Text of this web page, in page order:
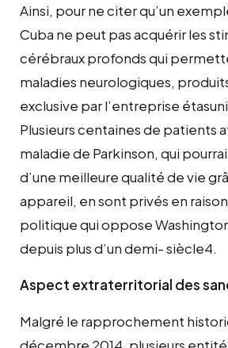
Ainsi, pour ne citer qu’un
Cuba ne peut pas acquérir les
cérébraux profonds qui
maladies neurologiques,
exclusive par l’entreprise
Plusieurs centaines de patients
maladie de Parkinson, qui
d’une meilleure qualité de vie
appareil, en sont privés en
politique qui oppose
depuis plus d’un demi- siècle4.
Aspect extraterritorial des
Malgré le rapprochement